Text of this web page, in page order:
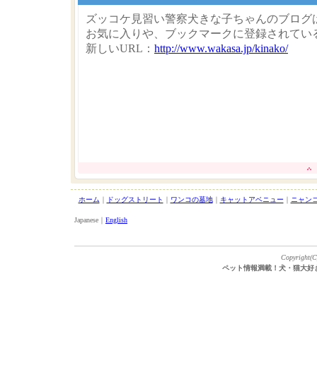
ズッコケ見習い警察犬きな子ちゃんのブログ
お気に入りや、ブックマークに登録されて
新しいURL： http://www.wakasa.jp/kinako/
ホーム ｜ ドッグストリート ｜ ワンコの墓地｜ キャットアベニュー ｜ ニャン
Japanese｜ English
ペット情報満載！犬・猫大